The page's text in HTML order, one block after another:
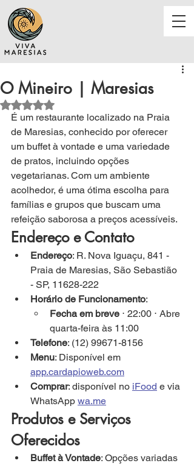
O Mineiro | Maresias
Avaliado com NaN de 5 estrelas.
É um restaurante localizado na Praia
de Maresias, conhecido por oferecer
um buffet à vontade e uma variedade
de pratos, incluindo opções
vegetarianas. Com um ambiente
acolhedor, é uma ótima escolha para
famílias e grupos que buscam uma
refeição saborosa a preços acessíveis.
Endereço e Contato
Endereço: R. Nova Iguaçu, 841 -
Praia de Maresias, São Sebastião
- SP, 11628-222
Horário de Funcionamento:
Fecha em breve ⋅ 22:00 ⋅ Abre
quarta-feira às 11:00
Telefone: (12) 99671-8156
Menu: Disponível em
app.cardapioweb.com
Comprar: disponível no iFood e via
WhatsApp wa.me
Produtos e Serviços
Oferecidos
Buffet à Vontade: Opções variadas